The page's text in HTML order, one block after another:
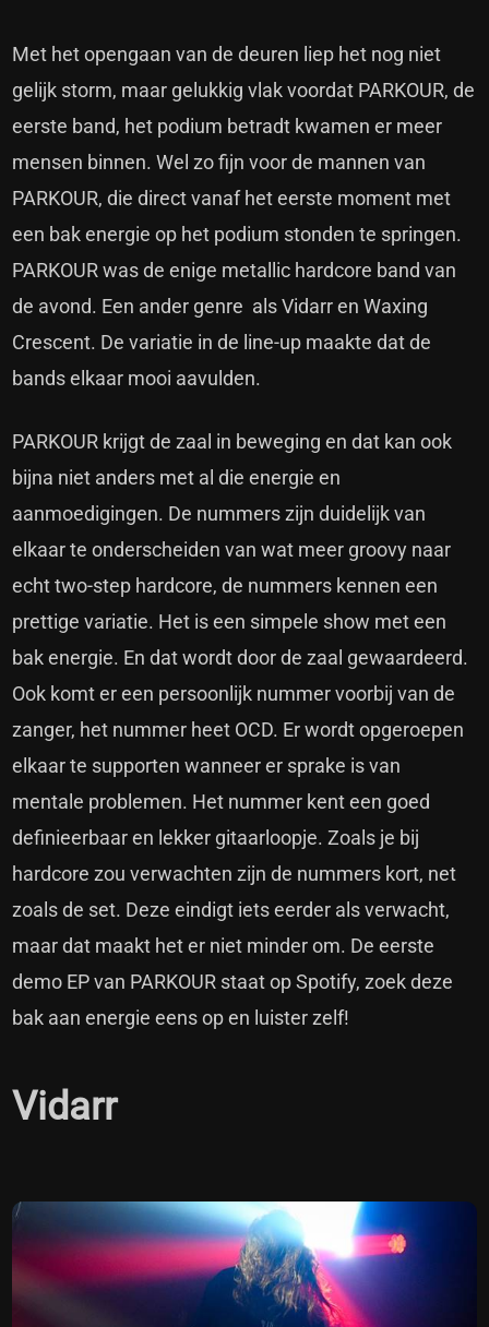
Met het opengaan van de deuren liep het nog niet
gelijk storm, maar gelukkig vlak voordat PARKOUR, de
eerste band, het podium betradt kwamen er meer
mensen binnen. Wel zo fijn voor de mannen van
PARKOUR, die direct vanaf het eerste moment met
een bak energie op het podium stonden te springen.
PARKOUR was de enige metallic hardcore band van
de avond. Een ander genre als Vidarr en Waxing
Crescent. De variatie in de line-up maakte dat de
bands elkaar mooi aavulden.
PARKOUR krijgt de zaal in beweging en dat kan ook
bijna niet anders met al die energie en
aanmoedigingen. De nummers zijn duidelijk van
elkaar te onderscheiden van wat meer groovy naar
echt two-step hardcore, de nummers kennen een
prettige variatie. Het is een simpele show met een
bak energie. En dat wordt door de zaal gewaardeerd.
Ook komt er een persoonlijk nummer voorbij van de
zanger, het nummer heet OCD. Er wordt opgeroepen
elkaar te supporten wanneer er sprake is van
mentale problemen. Het nummer kent een goed
definieerbaar en lekker gitaarloopje. Zoals je bij
hardcore zou verwachten zijn de nummers kort, net
zoals de set. Deze eindigt iets eerder als verwacht,
maar dat maakt het er niet minder om. De eerste
demo EP van PARKOUR staat op Spotify, zoek deze
bak aan energie eens op en luister zelf!
Vidarr